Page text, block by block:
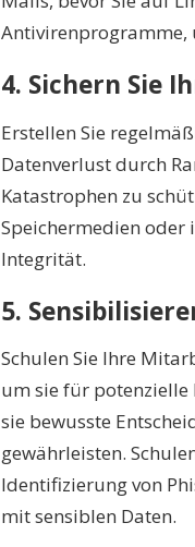
Antivirenprogramme,
4. Sichern Sie
Erstellen Sie
Datenverlust durch
Katastrophen zu
Speichermedien
Integrität.
5.
Schulen Sie Ihre
um sie für potenzielle
sie bewusste
gewährleisten.
Identifizierung von
mit sensiblen Daten.